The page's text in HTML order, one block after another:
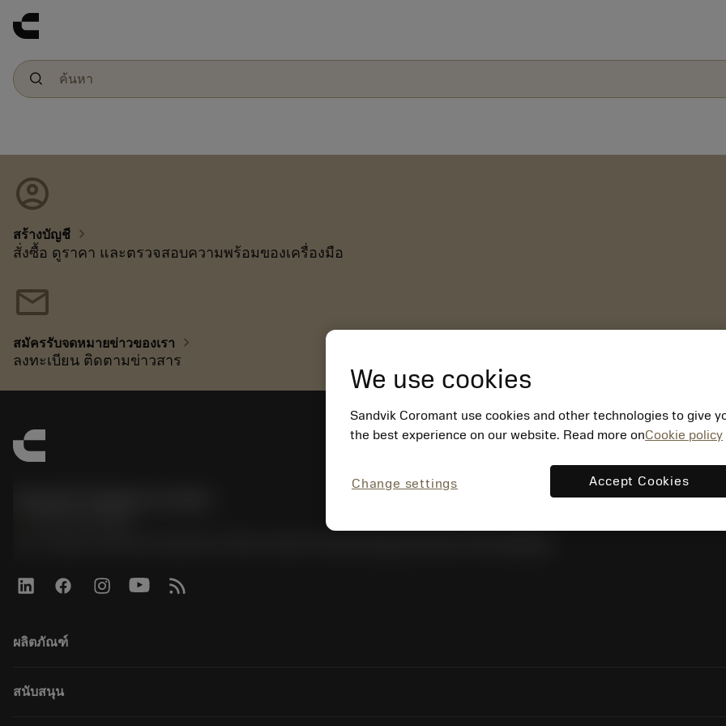
account_circle
สร้างบัญชี chevron_right
สั่งซื้อ ดูราคา และตรวจสอบความพร้อมของเครื่องมือ
mail
สมัครรับจดหมายข่าวของเรา chevron_right
ลงทะเบียน ติดตามข่าวสาร
ผลิตภัณฑ์
ซอฟต์แวร์ทั้งหมด
สนับสนุน
We use cookies
Sandvik Coromant use cookies and other technologies to give
the best experience on our website. Read more onCookie policy
Change settings Accept Cookies